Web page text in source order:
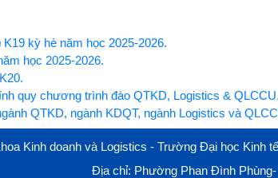
kỳ hè năm học 2025-2026.
học 2025-2026.
quy chương trình đào QTKD, Logistics &
QTKD, ngành KDQT, ngành Logistics và
Kinh doanh và Logistics - Trường Đại học Kinh
Địa chỉ: Phường Phan Đình Phùng-